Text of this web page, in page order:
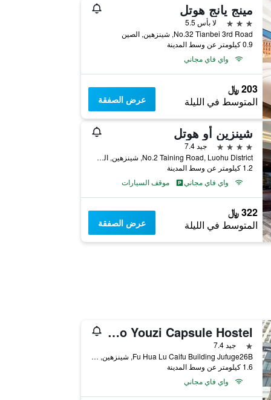
مينج يانج هوتل
3 نجوم
لا بأس 5.5
No.32 Tianbei 3rd Road, شينزهين, الصين
0.9 كيلومتر عن وسط المدينة
واي فاي مجاني
203 ﷼
المتوسط في الليلة عرض الصفقة
شينزين أو هوتل
4 نجوم
جيد 7.4
No.2 Taining Road, Luohu District, شينزهين, الصين
1.2 كيلومتر عن وسط المدينة
واي فاي مجاني
موقف السيارات
322 ﷼
المتوسط في الليلة عرض الصفقة
The Xiao Youzi Capsule Hostel
نجمة واحدة
جيد 7.4
Fu Hua Lu Caifu Building Jufuge26B, شينزهين, الصين
1.6 كيلومتر عن وسط المدينة
واي فاي مجاني